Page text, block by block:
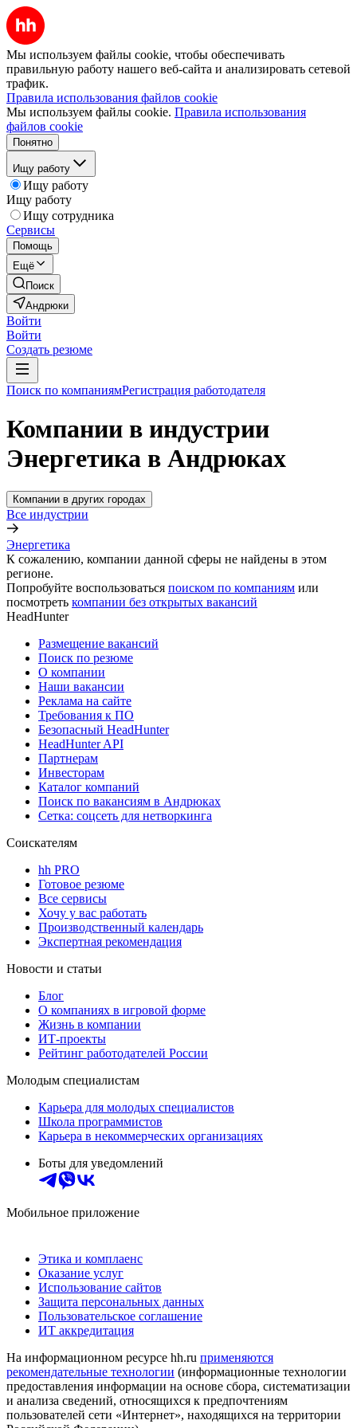
Мы используем файлы cookie, чтобы обеспечивать
правильную работу нашего веб-сайта и анализировать сетевой
трафик.
Правила использования файлов cookie
Мы используем файлы cookie. Правила использования
файлов cookie
Понятно
Ищу работу
Ищу работу
Ищу работу
Ищу сотрудника
Сервисы
Помощь
Ещё
Поиск
Андрюки
Войти
Войти
Создать резюме
Поиск по компаниямРегистрация работодателя
Компании в индустрии
Энергетика в Андрюках
Компании в других городах
Все индустрии
Энергетика
К сожалению, компании данной сферы не найдены в этом
регионе.
Попробуйте воспользоваться поиском по компаниям или
посмотреть компании без открытых вакансий
HeadHunter
Размещение вакансий
Поиск по резюме
О компании
Наши вакансии
Реклама на сайте
Требования к ПО
Безопасный HeadHunter
HeadHunter API
Партнерам
Инвесторам
Каталог компаний
Поиск по вакансиям в Андрюках
Сетка: соцсеть для нетворкинга
Соискателям
hh PRO
Готовое резюме
Все сервисы
Хочу у вас работать
Производственный календарь
Экспертная рекомендация
Новости и статьи
Блог
О компаниях в игровой форме
Жизнь в компании
ИТ-проекты
Рейтинг работодателей России
Молодым специалистам
Карьера для молодых специалистов
Школа программистов
Карьера в некоммерческих организациях
Боты для уведомлений
Мобильное приложение
Этика и комплаенс
Оказание услуг
Использование сайтов
Защита персональных данных
Пользовательское соглашение
ИТ аккредитация
На информационном ресурсе hh.ru применяются
рекомендательные технологии (информационные технологии
предоставления информации на основе сбора, систематизации
и анализа сведений, относящихся к предпочтениям
пользователей сети «Интернет», находящихся на территории